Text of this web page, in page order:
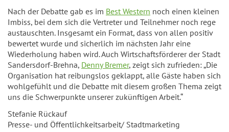
Nach der Debatte gab es im Best Western noch einen kleinen
Imbiss, bei dem sich die Vertreter und Teilnehmer noch rege
austauschten. Insgesamt ein Format, dass von allen positiv
bewertet wurde und sicherlich im nächsten Jahr eine
Wiederholung haben wird. Auch Wirtschaftsförderer der Stadt
Sandersdorf-Brehna, Denny Bremer, zeigt sich zufrieden: „Die
Organisation hat reibungslos geklappt, alle Gäste haben sich
wohlgefühlt und die Debatte mit diesem großen Thema zeigt
uns die Schwerpunkte unserer zukünftigen Arbeit.“
Stefanie Rückauf
Presse- und Öffentlichkeitsarbeit/ Stadtmarketing